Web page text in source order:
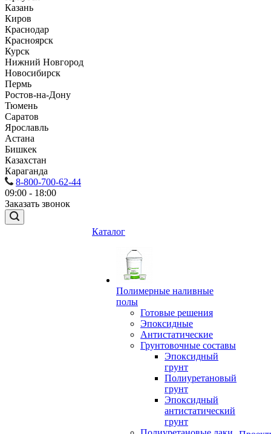
Казань
Киров
Краснодар
Красноярск
Курск
Нижний Новгород
Новосибирск
Пермь
Ростов-на-Дону
Тюмень
Саратов
Ярославль
Астана
Бишкек
Казахстан
Караганда
8-800-700-62-44
09:00 - 18:00
Заказать звонок
Каталог
Полимерные наливные
полы
Готовые решения
Эпоксидные
Антистатические
Грунтовочные составы
Эпоксидный
грунт
Полиуретановый
грунт
Эпоксидный
антистатический
грунт